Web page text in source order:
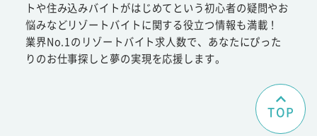
トや住み込みバイトがはじめてという初心者の疑問やお
悩みなどリゾートバイトに関する役立つ情報も満載！
業界No.1のリゾートバイト求人数で、あなたにぴった
りのお仕事探しと夢の実現を応援します。
TOP